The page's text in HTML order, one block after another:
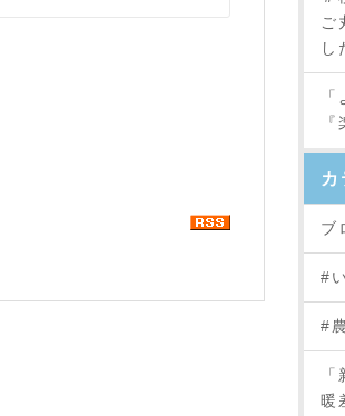
ご
し
カ
ブ
#
#
暖